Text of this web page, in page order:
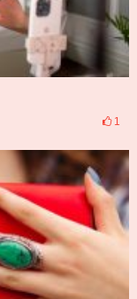
1